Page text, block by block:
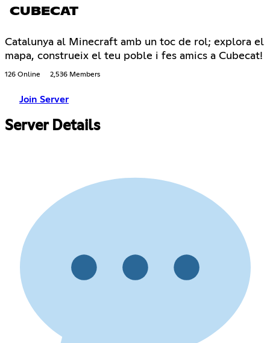
CUBECAT
Catalunya al Minecraft amb un toc de rol; explora el
mapa, construeix el teu poble i fes amics a Cubecat!
126 Online 2,536 Members
Join Server
Server Details